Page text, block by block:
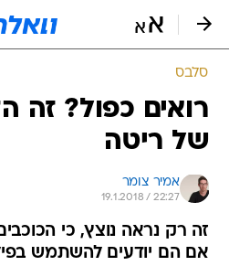
סלבס
רואים כפול? זה
של ריטה
אמיר צומר
19.1.2018 / 22:27
זה רק נראה נוצץ, כי
אם הם יודעים להשתמש